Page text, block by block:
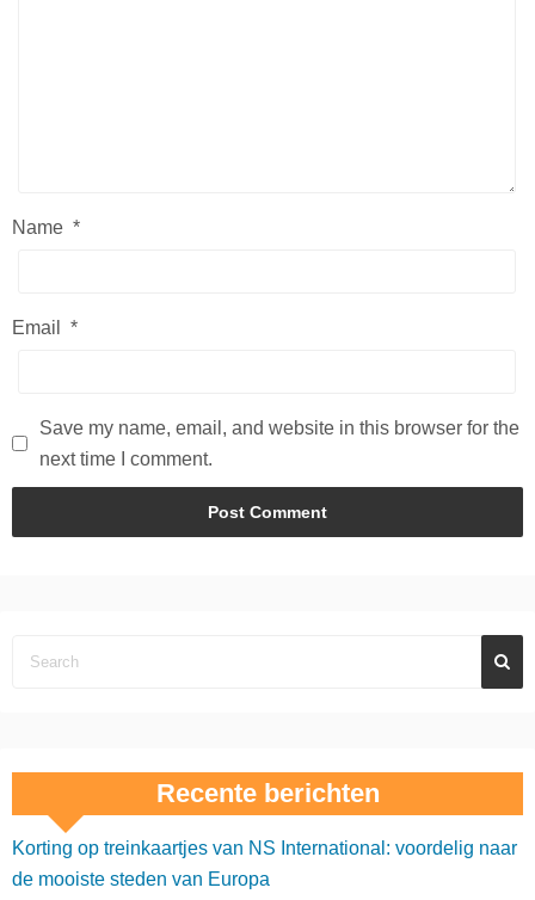
Name *
Email *
Save my name, email, and website in this browser for the
next time I comment.
Recente berichten
Korting op treinkaartjes van NS International: voordelig naar
de mooiste steden van Europa